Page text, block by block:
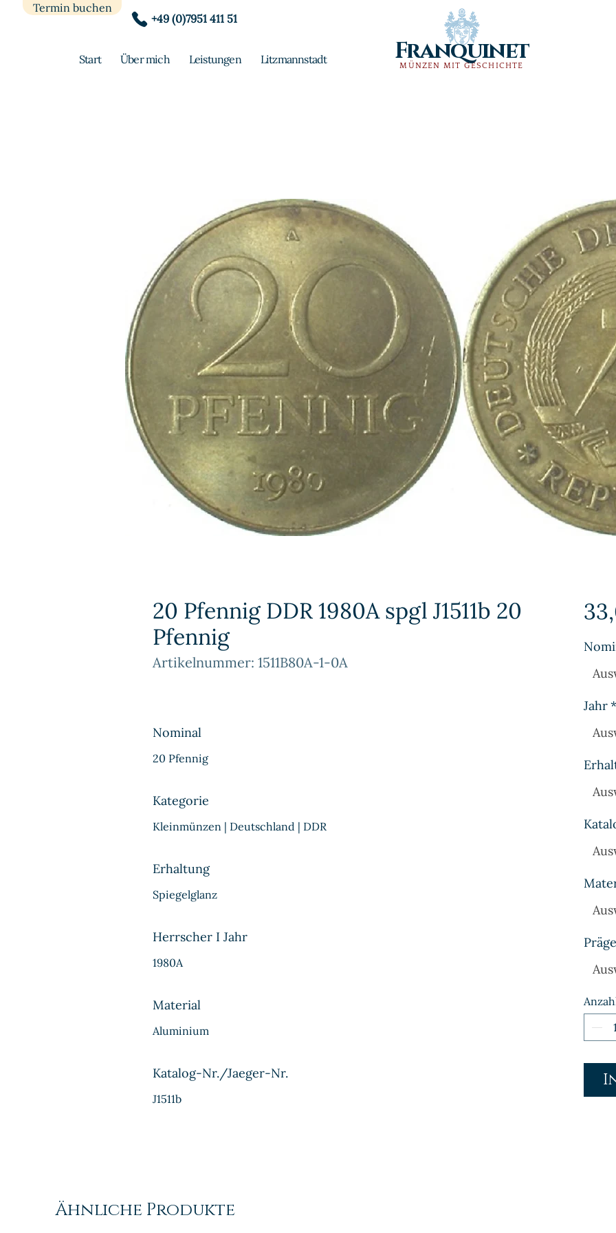
Termin buchen
Start Über mich Leistungen Litzmannstadt
+49 (0)7951 411 51
MÜNZEN MIT GESCHICHTE
Franquinet
20 Pfennig DDR 1980A spgl J1511b 20
Pfennig
Artikelnummer: 1511B80A-1-0A
Nominal
20 Pfennig
Kategorie
Kleinmünzen | Deutschland | DDR
Erhaltung
Spiegelglanz
Herrscher I Jahr
1980A
Material
Aluminium
Katalog-Nr./Jaeger-Nr.
J1511b
Jahr*
Ähnliche Produkte